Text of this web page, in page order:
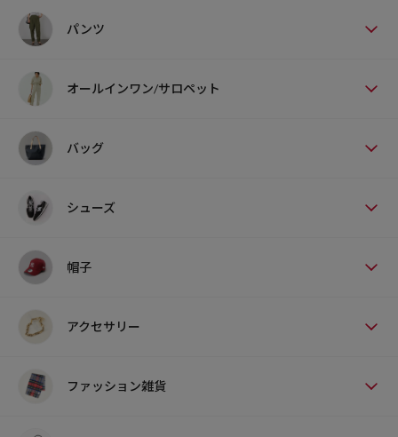
パンツ
オールインワン/サロペット
バッグ
シューズ
帽子
アクセサリー
ファッション雑貨